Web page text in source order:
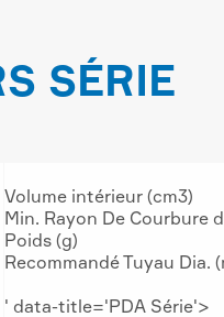
SÉRIE
Volume intérieur (cm3)
Min. Rayon De Courbure
Poids (g)
Recommandé Tuyau Dia.
' data-title='PDA Série'>